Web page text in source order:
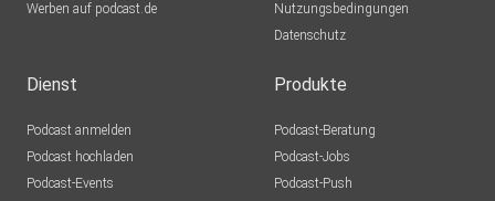
Werben auf podcast.de
Nutzungsbedingungen
Datenschutz
Dienst
Podcast anmelden
Podcast hochladen
Podcast-Events
Produkte
Podcast-Beratung
Podcast-Jobs
Podcast-Push